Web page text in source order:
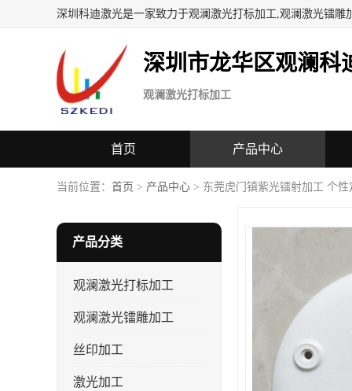
深圳科迪激光是一家致力于观澜激光打标加工,观澜激光镭雕
深圳市龙华区观澜科
观澜激光打标加工
首页 产品中心
当前位置： 首页 > 产品中心 > 东莞虎门镇紫光镭射加工 个
产品分类
观澜激光打标加工
观澜激光镭雕加工
丝印加工
激光加工